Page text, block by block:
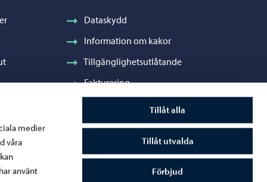
medier
våra
använt
Tillåt alla
Tillåt utvalda
Förbjud
Dataskydd
Information om kakor
Tillgänglighetsutlåtande
Fakturering
Stadens visuella profil och vapen